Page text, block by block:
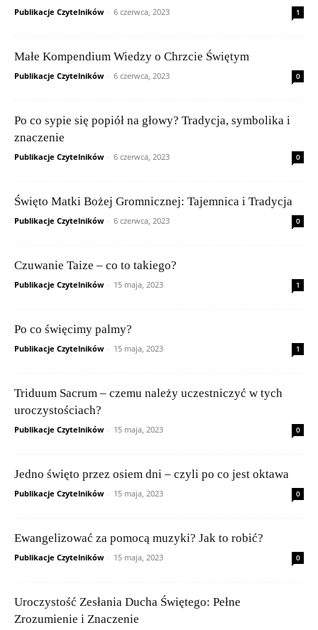
Publikacje Czytelników - 6 czerwca, 2023 1
Małe Kompendium Wiedzy o Chrzcie Świętym
Publikacje Czytelników - 6 czerwca, 2023 0
Po co sypie się popiół na głowy? Tradycja, symbolika i
znaczenie
Publikacje Czytelników - 6 czerwca, 2023 0
Święto Matki Bożej Gromnicznej: Tajemnica i Tradycja
Publikacje Czytelników - 6 czerwca, 2023 0
Czuwanie Taize – co to takiego?
Publikacje Czytelników - 15 maja, 2023 1
Po co święcimy palmy?
Publikacje Czytelników - 15 maja, 2023 1
Triduum Sacrum – czemu należy uczestniczyć w tych
uroczystościach?
Publikacje Czytelników - 15 maja, 2023 0
Jedno święto przez osiem dni – czyli po co jest oktawa
Publikacje Czytelników - 15 maja, 2023 0
Ewangelizować za pomocą muzyki? Jak to robić?
Publikacje Czytelników - 15 maja, 2023 0
Uroczystość Zesłania Ducha Świętego: Pełne
Zrozumienie i Znaczenie